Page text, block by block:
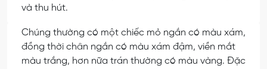
và thu hút.
Chúng thường có một chiếc mỏ ngắn có màu xám,
đồng thời chân ngắn có màu xám đậm, viền mắt
màu trắng, hơn nữa trán thường có màu vàng. Đặc